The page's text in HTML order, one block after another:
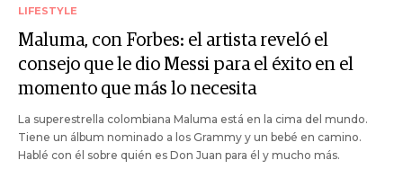
LIFESTYLE
Maluma, con Forbes: el artista reveló el
consejo que le dio Messi para el éxito en el
momento que más lo necesita
La superestrella colombiana Maluma está en la cima del mundo.
Tiene un álbum nominado a los Grammy y un bebé en camino.
Hablé con él sobre quién es Don Juan para él y mucho más.